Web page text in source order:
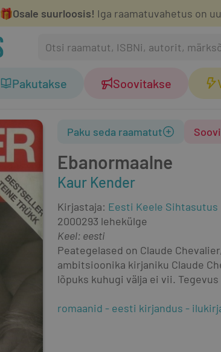
🎁Osale suurloosis! Iga raamatuvahetus on
Pakutakse Soovitakse
Ebanormaalne
Kaur Kender
Paku seda raamatut
Kirjastaja: Eesti Keele Sihtasutus
2000293 lehekülge
Keel: eesti
Peategelased on Claude
ambitsioonika kirjaniku Claude
lõpuks kuhugi välja ei vii.
romaanid eesti kirjandus